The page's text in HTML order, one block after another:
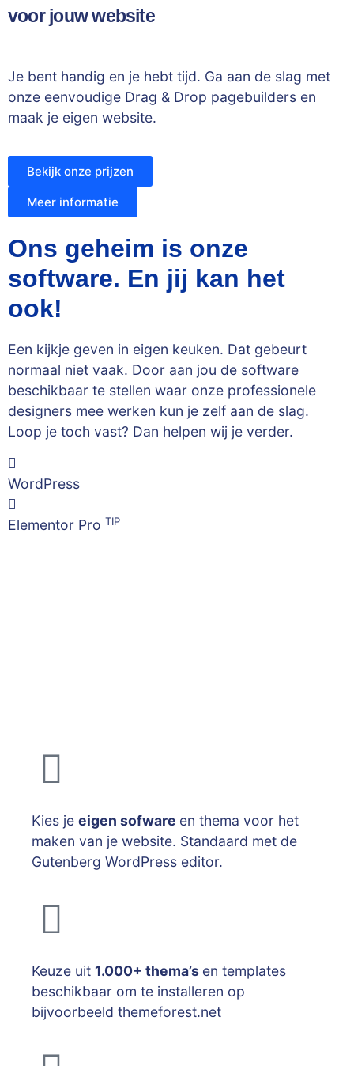
voor jouw website
Je bent handig en je hebt tijd. Ga aan de slag met
onze eenvoudige Drag & Drop pagebuilders en
maak je eigen website.
Bekijk onze prijzen
Meer informatie
Ons geheim is onze
software. En jij kan het
ook!
Een kijkje geven in eigen keuken. Dat gebeurt
normaal niet vaak. Door aan jou de software
beschikbaar te stellen waar onze professionele
designers mee werken kun je zelf aan de slag.
Loop je toch vast? Dan helpen wij je verder.
WordPress
Elementor Pro TIP
Kies je eigen sofware en thema voor het
maken van je website. Standaard met de
Gutenberg WordPress editor.
Keuze uit 1.000+ thema’s en templates
beschikbaar om te installeren op
bijvoorbeeld themeforest.net